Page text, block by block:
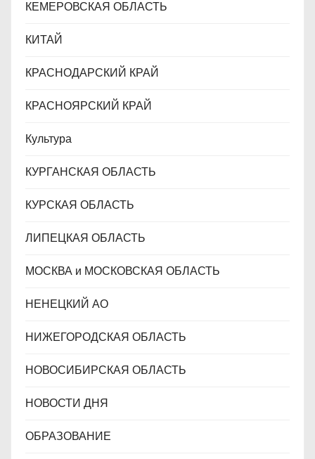
КЕМЕРОВСКАЯ ОБЛАСТЬ
КИТАЙ
КРАСНОДАРСКИЙ КРАЙ
КРАСНОЯРСКИЙ КРАЙ
Культура
КУРГАНСКАЯ ОБЛАСТЬ
КУРСКАЯ ОБЛАСТЬ
ЛИПЕЦКАЯ ОБЛАСТЬ
МОСКВА и МОСКОВСКАЯ ОБЛАСТЬ
НЕНЕЦКИЙ АО
НИЖЕГОРОДСКАЯ ОБЛАСТЬ
НОВОСИБИРСКАЯ ОБЛАСТЬ
НОВОСТИ ДНЯ
ОБРАЗОВАНИЕ